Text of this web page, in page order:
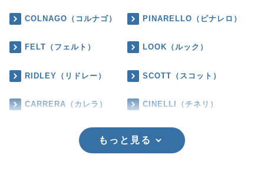
COLNAGO（コルナゴ） PINARELLO（ピナレロ）
FELT（フェルト） LOOK（ルック）
RIDLEY（リドレー） SCOTT（スコット）
CARRERA（カレラ） CINELLI（チネリ）
もっと見る